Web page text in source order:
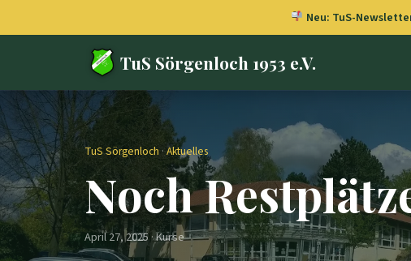
Neu: TuS-
TuS Sörgenloch 1953 e.V.
TuS Sörgenloch ·Aktuelles
Noch
April 27, 2025 · Kurse